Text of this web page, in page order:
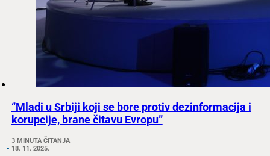
“Mladi u Srbiji koji se bore protiv dezinformacija i
korupcije, brane čitavu Evropu”
3 MINUTA ČITANJA
18. 11. 2025.